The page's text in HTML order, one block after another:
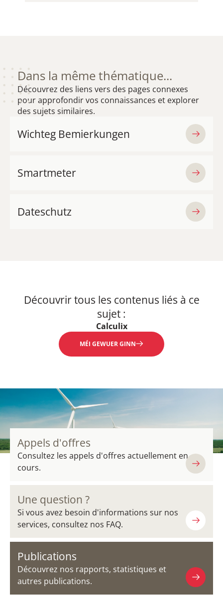
Dans la même thématique...
Découvrez des liens vers des pages connexes
pour approfondir vos connaissances et explorer
des sujets similaires.
Wichteg Bemierkungen
Smartmeter
Dateschutz
Découvrir tous les contenus liés à ce
sujet :
Calculix
MÉI GEWUER GINN
Appels d'offres
Consultez les appels d'offres actuellement en
cours.
Une question ?
Si vous avez besoin d'informations sur nos
services, consultez nos FAQ.
Publications
Découvrez nos rapports, statistiques et
autres publications.